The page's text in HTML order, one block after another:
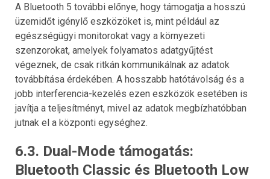
A Bluetooth 5 további előnye, hogy támogatja a hosszú
üzemidőt igénylő eszközöket is, mint például az
egészségügyi monitorokat vagy a környezeti
szenzorokat, amelyek folyamatos adatgyűjtést
végeznek, de csak ritkán kommunikálnak az adatok
továbbítása érdekében. A hosszabb hatótávolság és a
jobb interferencia-kezelés ezen eszközök esetében is
javítja a teljesítményt, mivel az adatok megbízhatóbban
jutnak el a központi egységhez.
6.3. Dual-Mode támogatás:
Bluetooth Classic és Bluetooth Low